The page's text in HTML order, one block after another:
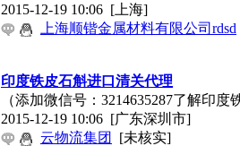
2015-12-19 10:06 [上海]
上海顺锴金属材料有限公司rdsd
印度铁皮石斛进口清关代理
（添加微信号：3214635287了解印
2015-12-19 10:06 [广东深圳市]
云物流集团
[未核实]